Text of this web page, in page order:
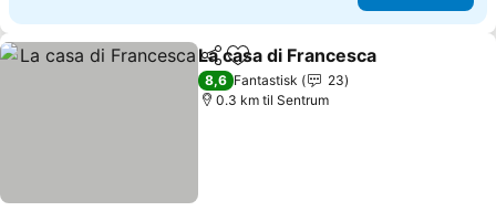
Del Legg til i favoritter
La casa di Francesca
8,6 Fantastisk
23
0.3 km til Sentrum